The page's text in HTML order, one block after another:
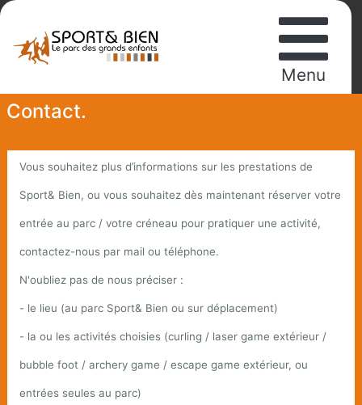
Menu
Contact.
Vous souhaitez plus d’informations sur les prestations de
Sport& Bien, ou vous souhaitez dès maintenant réserver votre
entrée au parc / votre créneau pour pratiquer une activité,
contactez-nous par mail ou téléphone.
N'oubliez pas de nous préciser :
- le lieu (au parc Sport& Bien ou sur déplacement)
- la ou les activités choisies (curling / laser game extérieur /
bubble foot / archery game / escape game extérieur, ou
entrées seules au parc)